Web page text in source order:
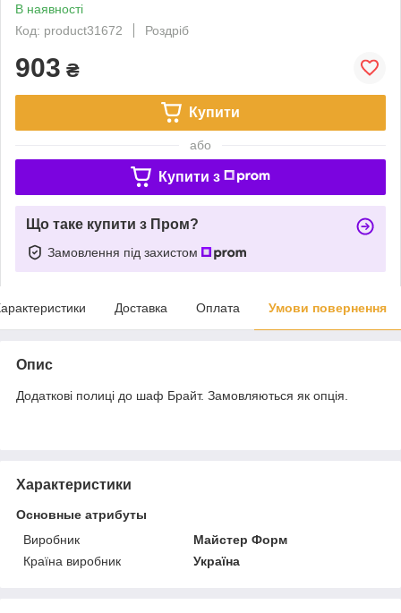
В наявності
Код: product31672
Роздріб
903 ₴
Купити
або
Купити з
Що таке купити з Пром?
Замовлення під захистом
Доставка Оплата Умови повернення
Опис
Додаткові полиці до шаф Брайт. Замовляються як опція.
Характеристики
Основные атрибуты
Виробник
Майстер Форм
Країна виробник
Україна